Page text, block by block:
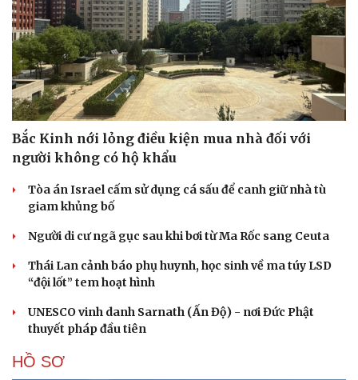
Bắc Kinh nới lỏng điều kiện mua nhà đối với
người không có hộ khẩu
Tòa án Israel cấm sử dụng cá sấu để canh giữ nhà tù
giam khủng bố
Người di cư ngã gục sau khi bơi từ Ma Rốc sang Ceuta
Thái Lan cảnh báo phụ huynh, học sinh về ma túy LSD
“đội lốt” tem hoạt hình
UNESCO vinh danh Sarnath (Ấn Độ) - nơi Đức Phật
thuyết pháp đầu tiên
HỒ SƠ